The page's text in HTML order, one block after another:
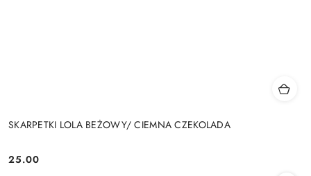
SKARPETKI LOLA BEŻOWY/ CIEMNA CZEKOLADA
Cena:
25.00